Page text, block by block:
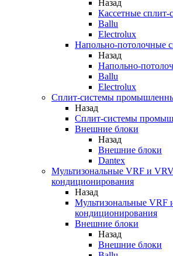
Назад
Кассетные сплит-
Ballu
Electrolux
Напольно-потолочные
Назад
Напольно-
Ballu
Electrolux
Сплит-системы
Назад
Сплит-системы
Внешние блоки
Назад
Внешние блоки
Dantex
Мультизональные VRF и
кондиционирования
Назад
Мультизональные VRF
кондиционирования
Внешние блоки
Назад
Внешние блоки